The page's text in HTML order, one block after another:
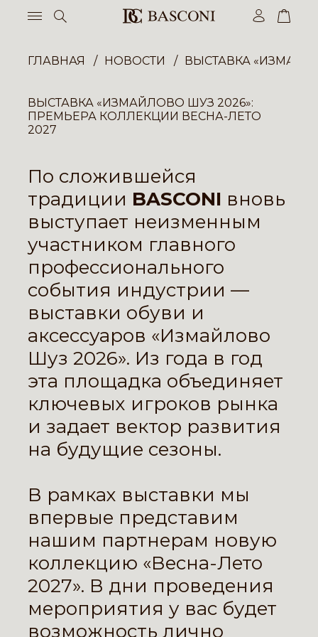
ГЛАВНАЯ НОВОСТИ ВЫСТАВКА
ВЫСТАВКА «ИЗМАЙЛОВО ШУЗ 2026»:
ПРЕМЬЕРА КОЛЛЕКЦИИ ВЕСНА-ЛЕТО
2027
По сложившейся
традиции BASCONI вновь
выступает неизменным
участником главного
профессионального
события индустрии —
выставки обуви и
аксессуаров «Измайлово
Шуз 2026». Из года в год
эта площадка объединяет
ключевых игроков рынка
и задает вектор развития
на будущие сезоны.
В рамках выставки мы
впервые представим
нашим партнерам новую
коллекцию «Весна-Лето
2027». В дни проведения
мероприятия у вас будет
возможность лично